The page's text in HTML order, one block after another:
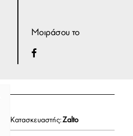
Μοιράσου το
Κατασκευαστής:Zalto